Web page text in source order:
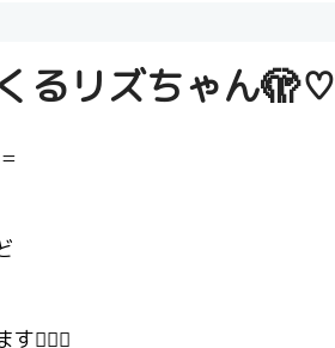
るリズちゃん🫣♡
🙇🏻‍♀️